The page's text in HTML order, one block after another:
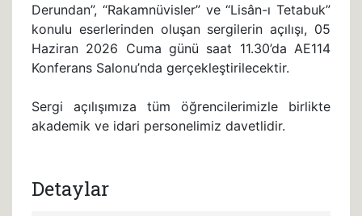
Derundan”, “Rakamnüvisler” ve “Lisân-ı Tetabuk”
konulu eserlerinden oluşan sergilerin açılışı, 05
Haziran 2026 Cuma günü saat 11.30’da AE114
Konferans Salonu’nda gerçekleştirilecektir.
Sergi açılışımıza tüm öğrencilerimizle birlikte
akademik ve idari personelimiz davetlidir.
Detaylar